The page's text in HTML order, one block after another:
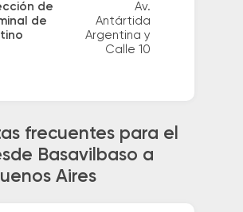
de
de
Av.
Antártida
Argentina y
Calle 10
frecuentes para el
Basavilbaso a
Aires